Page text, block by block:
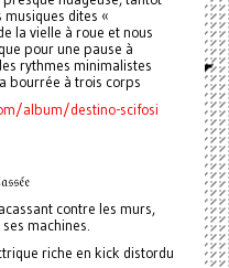
musiques dites «
la vielle à roue et nous
pour une pause à
rythmes minimalistes
bourrée à trois corps
album/destino-scifosi
contre les murs,
machines.
riche en kick distordu